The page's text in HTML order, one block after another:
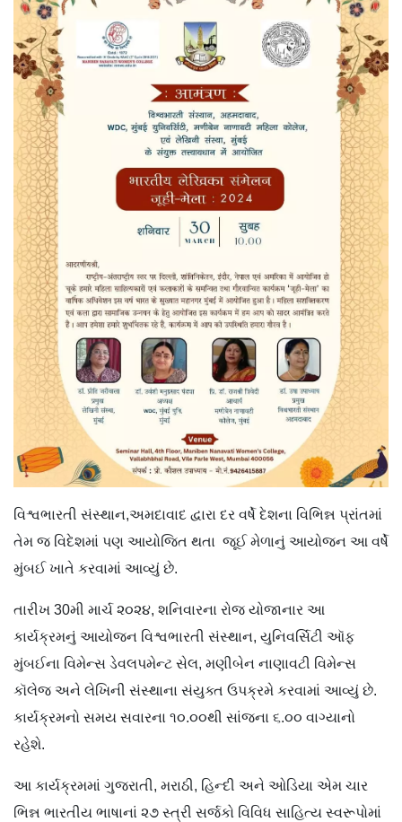
વિશ્વભારતી સંસ્થાન,અમદાવાદ દ્વારા દર વર્ષે દેશના વિભિન્ન પ્રાંતમાં
તેમ જ વિદેશમાં પણ આયોજિત થતા જૂઈ મેળાનું આયોજન આ વર્ષે
મુંબઈ ખાતે કરવામાં આવ્યું છે.
તારીખ 30મી માર્ચ ૨૦૨૪, શનિવારના રોજ યોજાનાર આ
કાર્યક્રમનું આયોજન વિશ્વભારતી સંસ્થાન, યુનિવર્સિટી ઑફ
મુંબઈના વિમેન્સ ડેવલપમેન્ટ સેલ, મણીબેન નાણાવટી વિમેન્સ
કૉલેજ અને લેખિની સંસ્થાના સંયુક્ત ઉપક્રમે કરવામાં આવ્યું છે.
કાર્યક્રમનો સમય સવારના ૧૦.૦૦થી સાંજના ૬.૦૦ વાગ્યાનો
રહેશે.
આ કાર્યક્રમમાં ગુજરાતી, મરાઠી, હિન્દી અને ઓડિયા એમ ચાર
ભિન્ન ભારતીય ભાષાનાં ૨૭ સ્ત્રી સર્જકો વિવિધ સાહિત્ય સ્વરૂપોમાં